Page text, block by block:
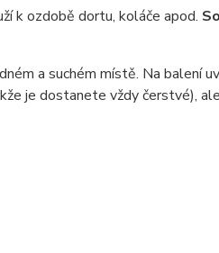
k ozdobě dortu, koláče apod.
a suchém místě. Na balení
je dostanete vždy čerstvé),